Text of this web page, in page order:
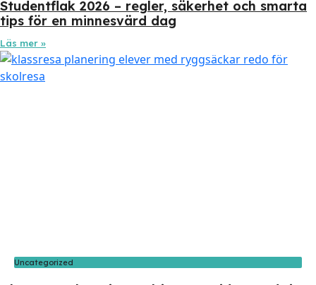
Studentflak 2026 – regler, säkerhet och smarta
tips för en minnesvärd dag
Läs mer »
Uncategorized